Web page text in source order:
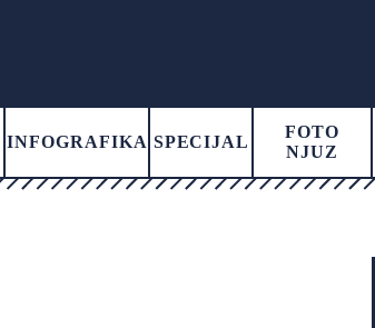
INFOGRAFIKA SPECIJAL
FOTO
NJUZ